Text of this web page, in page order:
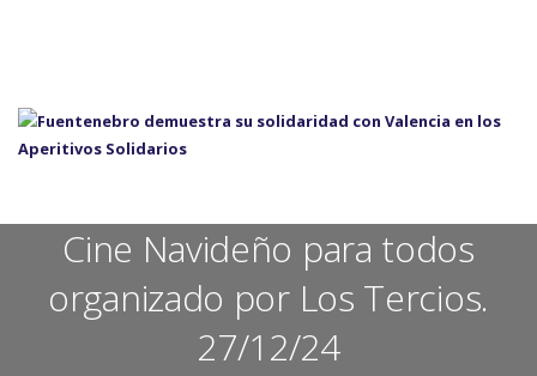
Cine Navideño para todos
organizado por Los Tercios.
27/12/24